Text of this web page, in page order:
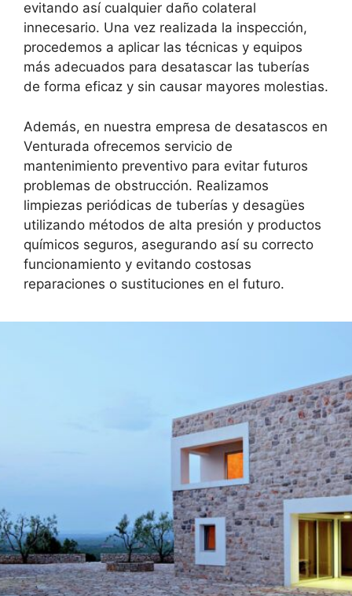
evitando así cualquier daño colateral
innecesario. Una vez realizada la inspección,
procedemos a aplicar las técnicas y equipos
más adecuados para desatascar las tuberías
de forma eficaz y sin causar mayores molestias.
Además, en nuestra empresa de desatascos en
Venturada ofrecemos servicio de
mantenimiento preventivo para evitar futuros
problemas de obstrucción. Realizamos
limpiezas periódicas de tuberías y desagües
utilizando métodos de alta presión y productos
químicos seguros, asegurando así su correcto
funcionamiento y evitando costosas
reparaciones o sustituciones en el futuro.